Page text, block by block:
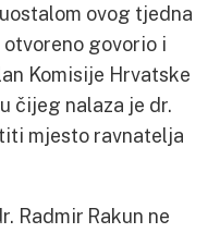
ovog tjedna
govorio i
Komisije Hrvatske
čijeg nalaza je dr.
mjesto ravnatelja
Radmir Rakun ne